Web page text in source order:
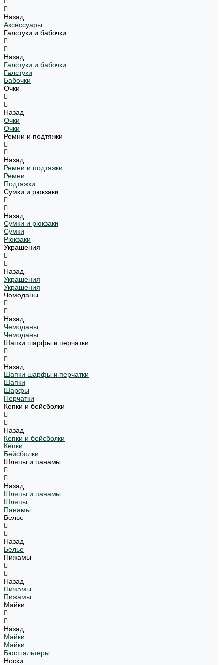
Назад
Аксессуары
Галстуки и бабочки
Назад
Галстуки и бабочки
Галстуки
Бабочки
Очки
Назад
Очки
Очки
Ремни и подтяжки
Назад
Ремни и подтяжки
Ремни
Подтяжки
Сумки и рюкзаки
Назад
Сумки и рюкзаки
Сумки
Рюкзаки
Украшения
Назад
Украшения
Украшения
Чемоданы
Назад
Чемоданы
Чемоданы
Шапки шарфы и перчатки
Назад
Шапки шарфы и перчатки
Шапки
Шарфы
Перчатки
Кепки и бейсболки
Назад
Кепки и бейсболки
Кепки
Бейсболки
Шляпы и панамы
Назад
Шляпы и панамы
Шляпы
Панамы
Белье
Назад
Белье
Пижамы
Назад
Пижамы
Пижамы
Майки
Назад
Майки
Майки
Бюстгальтеры
Носки